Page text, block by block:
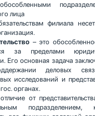
лица
филиала несет
о – это
за пределами
Его основная задача
деловых
исследований и
органах.
от
подразделением,